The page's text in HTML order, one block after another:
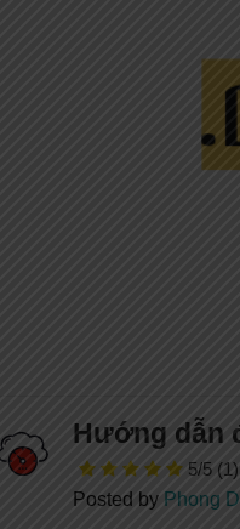
Hướng dẫn
5/5 (1)
Posted by Phong